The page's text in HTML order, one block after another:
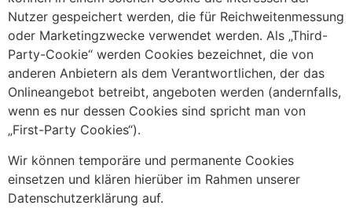
Nutzer gespeichert werden, die für Reichweitenmessung
oder Marketingzwecke verwendet werden. Als „Third-
Party-Cookie“ werden Cookies bezeichnet, die von
anderen Anbietern als dem Verantwortlichen, der das
Onlineangebot betreibt, angeboten werden (andernfalls,
wenn es nur dessen Cookies sind spricht man von
„First-Party Cookies“).
Wir können temporäre und permanente Cookies
einsetzen und klären hierüber im Rahmen unserer
Datenschutzerklärung auf.